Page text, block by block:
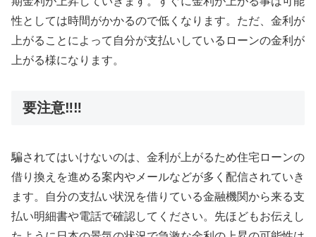
性としては時間がかかるので低くなります。ただ、金利が
上がることによって自分が支払いしているローンの金利が
上がる様になります。
要注意‼️‼️
騙されてはいけないのは、金利が上がるため住宅ローンの
借り換えを進める案内やメールなどが多く配信されていき
ます。自分の支払い状況を借りている金融機関から来る支
払い明細書や電話で確認してください。先ほどもお伝えし